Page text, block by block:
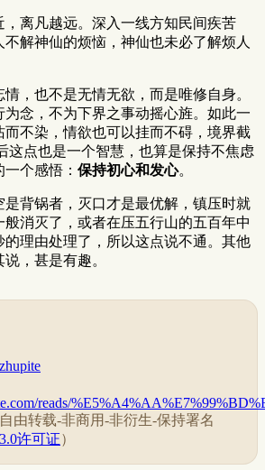
，离凡越远。深入一线方知民间疾苦
不解神仙的烦恼，神仙也未必了解烦人
，也不是无情无欲，而是唯修自身。
为念，不为下界之事动摇心旌。如此一
而不染，情欲也可以挂而不碍，境界截
这点也是一个智慧，也算是保持不焦虑
个感悟： 保持初心和发心。
是背锅者，灭口才是最优解，镇压时就
般消灭了，或者在压五行山的五百年中
的理由处理了，所以这点说不通。其他
，甚是有趣。
zhupite
reads/
由转载-非商用-非衍生-保持署名
许可证）